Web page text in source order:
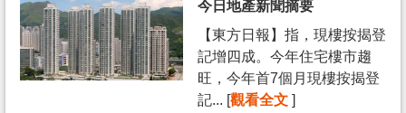
今日地產新聞摘要
【東方日報】指，現樓按揭登
記增四成。今年住宅樓市趨
旺，今年首7個月現樓按揭登
記... [觀看全文 ]